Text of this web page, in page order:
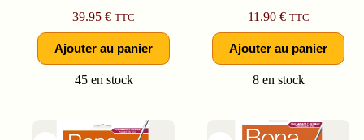
39.95€ TTC
Ajouter au panier
45 en stock
11.90 € TTC
Ajouter au panier
8 en stock